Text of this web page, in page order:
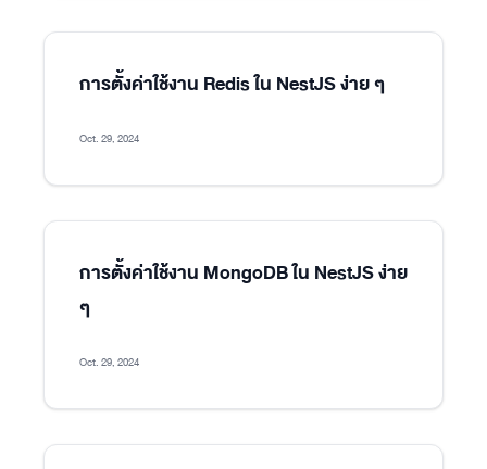
การตั้งค่าใช้งาน Redis ใน NestJS ง่าย ๆ
Oct. 29, 2024
การตั้งค่าใช้งาน MongoDB ใน NestJS ง่าย
ๆ
Oct. 29, 2024